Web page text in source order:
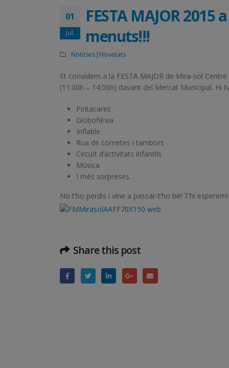
01
jul.
FESTA MAJOR
menuts!!!
Notícies|Novetats
Et convidem a la FESTA MAJOR de Mira-sol
(11:00h – 14:00h) davant del Mercat Municipal. Hi
Pintacares
Globoflèxia
Inflable
Rua de cornetes i tambors
Circuït d’activitats infantils
Música
I més sorpreses…
No t’ho perdis i vine a passar-t’ho bé! T’hi
Share this post